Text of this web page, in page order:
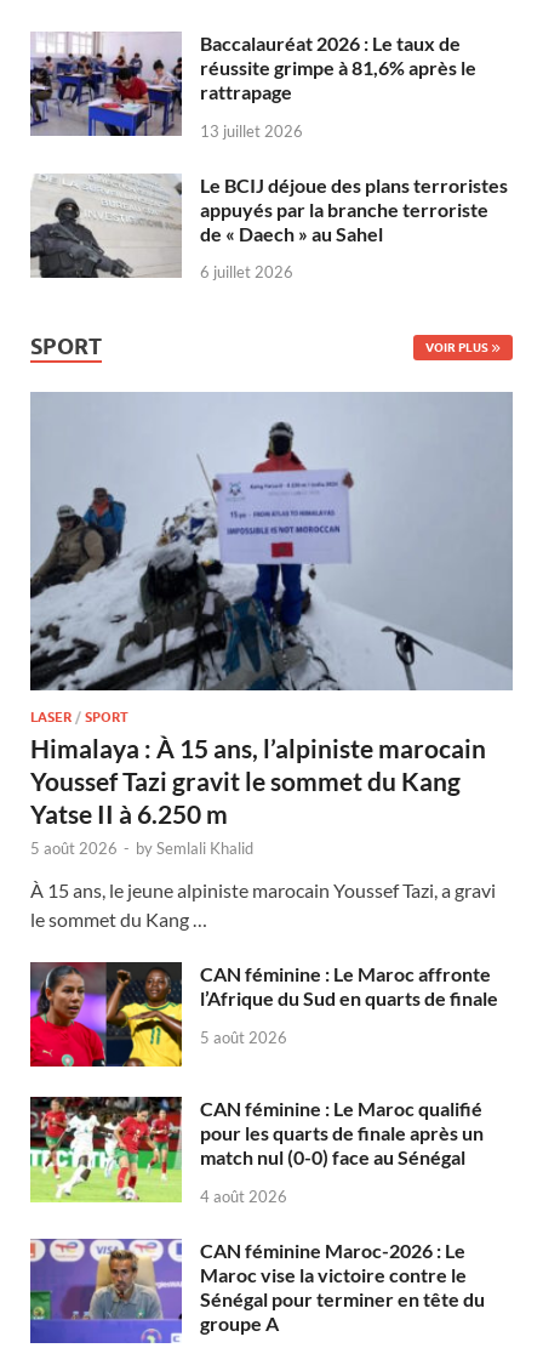
Baccalauréat 2026 : Le taux de
réussite grimpe à 81,6% après le
rattrapage
13 juillet 2026
Le BCIJ déjoue des plans terroristes
appuyés par la branche terroriste
de « Daech » au Sahel
6 juillet 2026
SPORT VOIR PLUS
LASER / SPORT
Himalaya : À 15 ans, l’alpiniste marocain
Youssef Tazi gravit le sommet du Kang
Yatse II à 6.250 m
5 août 2026 - bySemlali Khalid
À 15 ans, le jeune alpiniste marocain Youssef Tazi, a gravi
le sommet du Kang …
CAN féminine : Le Maroc affronte
l’Afrique du Sud en quarts de finale
5 août 2026
CAN féminine : Le Maroc qualifié
pour les quarts de finale après un
match nul (0-0) face au Sénégal
4 août 2026
CAN féminine Maroc-2026 : Le
Maroc vise la victoire contre le
Sénégal pour terminer en tête du
groupe A